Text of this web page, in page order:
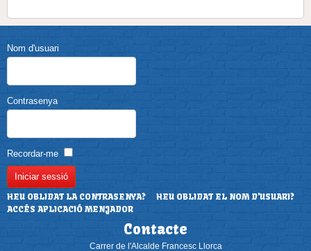
Nom d'usuari
Contrasenya
Recordar-me
HEU OBLIDAT LA CONTRASENYA?
HEU OBLIDAT EL NOM D'USUARI?
ACCÉS APLICACIÓ MENJADOR
Contacte
Carrer de l'Alcalde Francesc Llorca